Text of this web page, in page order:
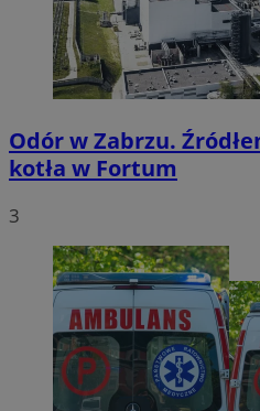
Odór w Zabrzu.
kotła w Fortum
3